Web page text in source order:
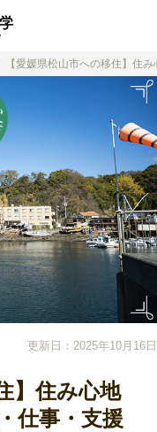
【愛媛県松山市への移住】住
更新日：2025年10月16日
】住み心地
仕事・支援